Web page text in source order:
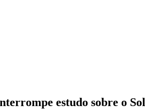
estudo sobre o Sol